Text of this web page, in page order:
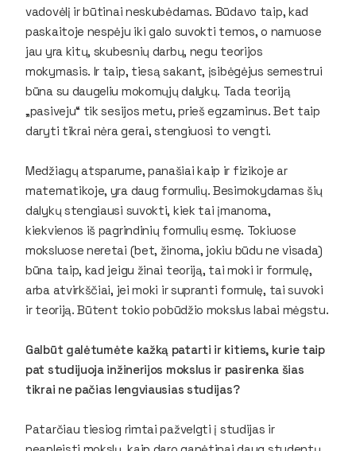
vadovėlį ir būtinai neskubėdamas. Būdavo taip, kad
paskaitoje nespėju iki galo suvokti temos, o namuose
jau yra kitų, skubesnių darbų, negu teorijos
mokymasis. Ir taip, tiesą sakant, įsibėgėjus semestrui
būna su daugeliu mokomųjų dalykų. Tada teoriją
„pasiveju“ tik sesijos metu, prieš egzaminus. Bet taip
daryti tikrai nėra gerai, stengiuosi to vengti.
Medžiagų atsparume, panašiai kaip ir fizikoje ar
matematikoje, yra daug formulių. Besimokydamas šių
dalykų stengiausi suvokti, kiek tai įmanoma,
kiekvienos iš pagrindinių formulių esmę. Tokiuose
moksluose neretai (bet, žinoma, jokiu būdu ne visada)
būna taip, kad jeigu žinai teoriją, tai moki ir formulę,
arba atvirkščiai, jei moki ir supranti formulę, tai suvoki
ir teoriją. Būtent tokio pobūdžio mokslus labai mėgstu.
Galbūt galėtumėte kažką patarti ir kitiems, kurie taip
pat studijuoja inžinerijos mokslus ir pasirenka šias
tikrai ne pačias lengviausias studijas?
Patarčiau tiesiog rimtai pažvelgti į studijas ir